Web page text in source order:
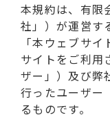
本規約は、有限
社」）が運営す
「本ウェブサ
サイトをご利用
ザー」）及び弊
行ったユーザー
るものです。